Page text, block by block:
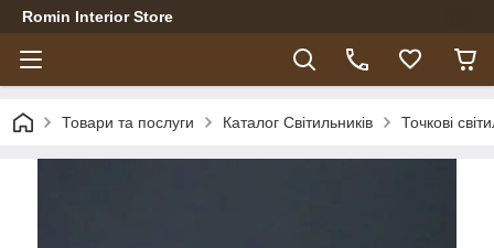
Romin Interior Store
Товари та послуги Каталог Світильників Точкові